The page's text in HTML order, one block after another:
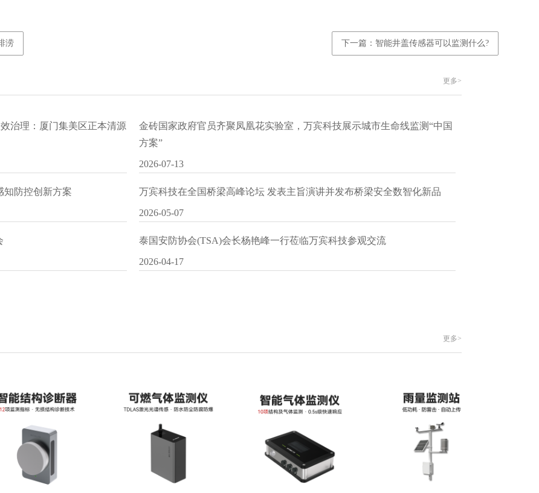
涝 下一篇：智能井盖传感器可以监测什么?
更多>
治理：厦门集美区正本清源
金砖国家政府官员齐聚凤凰花实验室，万宾科技展示城市生命线监测“中国
方案”
2026-07-13
知防控创新方案 万宾科技在全国桥梁高峰论坛 发表主旨演讲并发布桥梁安全数智化新品
2026-05-07
泰国安防协会(TSA)会长杨艳峰一行莅临万宾科技参观交流
2026-04-17
更多>